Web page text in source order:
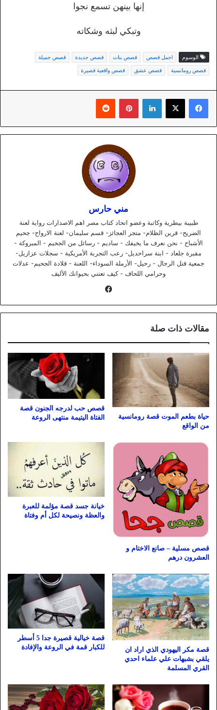
إنها بينهن تسمع نجوا
وتبكي لبثه وشكاته
الوسوم اجمل قصص قصص بنات قصص جديدة
قصص جميلة
قصص رومانسية
قصص عشق قصص واقعية قصيرة
لينكدإن بينتيريست
مني حارس
طبيبة بيطرية وكاتبة وعضو اتحاد كتاب مصر اهم الاصدارات رواية لعنة
الضريح- قرين الظلام- متجر العجائز- قسم سليمان- لعنة الارواح- جحيم
الأشباح - نحن نعرف ما يخيفك - ساديم - رسائل من الجحيم - المبروكة -
مقبرة جلعاد - ابنة سراحديل- رعب التجربة الأمريكية - سجلات عزازيل-
جمعية قتل الرجال - رحيل- الأرملة السوداء- اللعنة - قلادة الجحيم- عدلات
وحرامي اللحاف - كيف تعتني بحيوانك الأليف
مقالات ذات صلة
حياة بطعم الموت قصة رومانسية
من الواقع
قصص حب لدرجه الجنون قصة
الفتاة اليتيمة منتهى الروعة
قصص مسلية – صانع الاختام و
العشرون درهم
خيانة جسد قصة مؤلمة للعبرة
والعظة ونصيحة لكل أم وفتاة
قصة مكر اليهودي الذي اراد ان
يلقي بشبهات علي علماء احدي
القري المسلمة
قصة خيالية قصيرة جدا 5 أسطر
للكبار قمة في الروعة والإفادة